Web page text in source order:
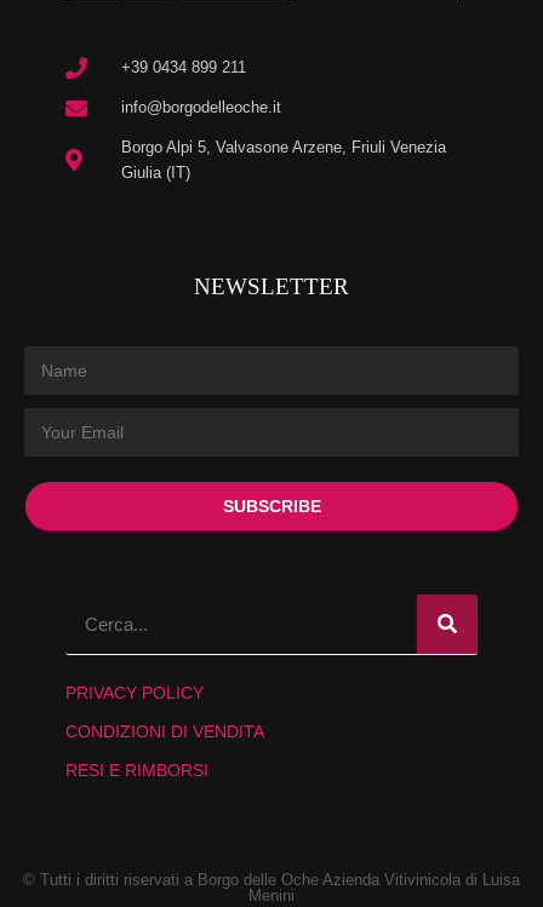
+39 0434 899 211
info@borgodelleoche.it
Borgo Alpi 5, Valvasone Arzene, Friuli Venezia
Giulia (IT)
NEWSLETTER
SUBSCRIBE
PRIVACY POLICY
CONDIZIONI DI VENDITA
RESI E RIMBORSI
© Tutti i diritti riservati a Borgo delle Oche Azienda Vitivinicola di Luisa
Menini